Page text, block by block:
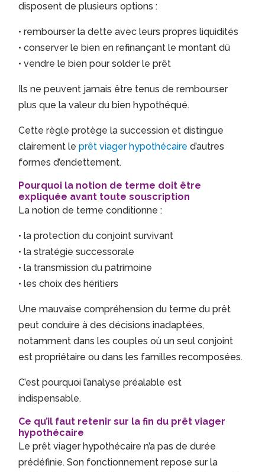
disposent de plusieurs options :
• rembourser la dette avec leurs propres liquidités
• conserver le bien en refinançant le montant dû
• vendre le bien pour solder le prêt
Ils ne peuvent jamais être tenus de rembourser
plus que la valeur du bien hypothéqué.
Cette règle protège la succession et distingue
clairement leprêt viager hypothécaire d’autres
formes d’endettement.
Pourquoi la notion de terme doit être
expliquée avant toute souscription
La notion de terme conditionne :
• la protection du conjoint survivant
• la stratégie successorale
• la transmission du patrimoine
• les choix des héritiers
Une mauvaise compréhension du terme du prêt
peut conduire à des décisions inadaptées,
notamment dans les couples où un seul conjoint
est propriétaire ou dans les familles recomposées.
C’est pourquoi l’analyse préalable est
indispensable.
Ce qu’il faut retenir sur la fin du prêt viager
hypothécaire
Le prêt viager hypothécaire n’a pas de durée
prédéfinie. Son fonctionnement repose sur la